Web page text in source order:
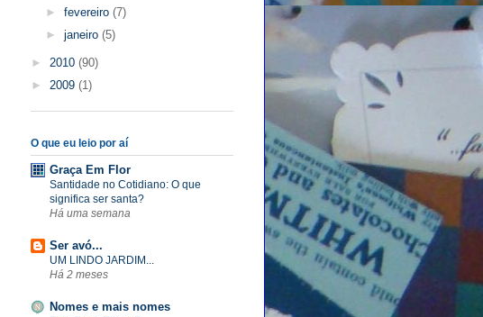
► fevereiro (7)
► janeiro (5)
► 2010 (90)
► 2009 (1)
O que eu leio por aí
Graça Em Flor
Santidade no Cotidiano: O que
significa ser santa?
Há uma semana
Ser avó...
UM LINDO JARDIM...
Há 2 meses
Nomes e mais nomes